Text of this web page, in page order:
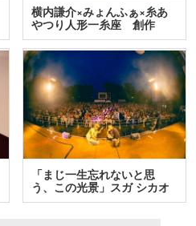
横内謙介×みょんふぁ×糸あ
やつり人形一糸座 創作
人…
「まじ一生忘れないと思
う、この光景」スガ シカオ
と…